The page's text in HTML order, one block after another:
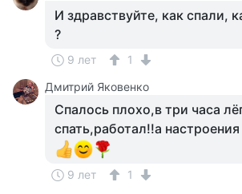
И здравствуйте, как спали,
?
9 лет
1
Дмитрий Яковенко
Спалось плохо,в три часа
спать,работал!!а
9 лет
1